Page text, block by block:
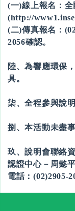
(一)線上報名：
(http://
(二)傳真報名：
2056確認。
陸、為響應環保
具。
柒、全程參與說
捌、本活動未盡
玖、說明會聯絡資
認證中心－周懿平
電話：(02)2905-